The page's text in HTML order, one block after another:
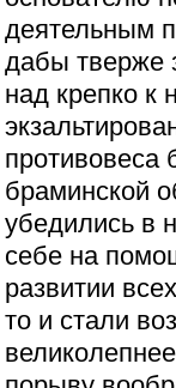
деятельным
дабы тверже
над крепко к
противовеса
браминской
убедились в
себе на
развитии
то и стали